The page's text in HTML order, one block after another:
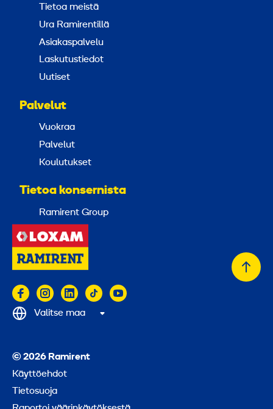
Tietoa meistä
Ura Ramirentillä
Asiakaspalvelu
Laskutustiedot
Uutiset
Palvelut
Vuokraa
Palvelut
Koulutukset
Tietoa konsernista
Ramirent Group
© 2026 Ramirent
Käyttöehdot
Tietosuoja
Valitse maa